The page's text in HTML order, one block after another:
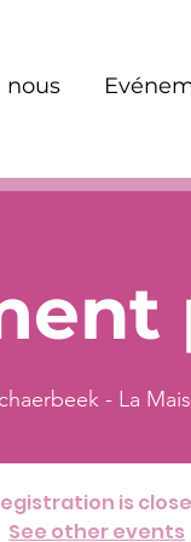
nous
- La
is
See other events